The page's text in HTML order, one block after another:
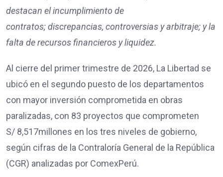
destacan el incumplimiento de
contratos;discrepancias, controversias y arbitraje; yla
falta de recursos financieros y liquidez.
Al cierre del primer trimestre de 2026, La Libertad se
ubicó en el segundo puesto de los departamentos
con mayor inversión comprometida en obras
paralizadas, con 83 proyectos que comprometen
S/ 8,517millones en los tres niveles de gobierno,
según cifras de la Contraloría General de la República
(CGR) analizadas por ComexPerú.